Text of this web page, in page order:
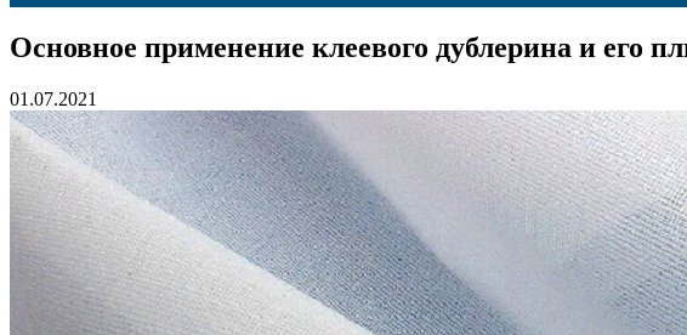
Основное применение клеевого дублерина и его
01.07.2021